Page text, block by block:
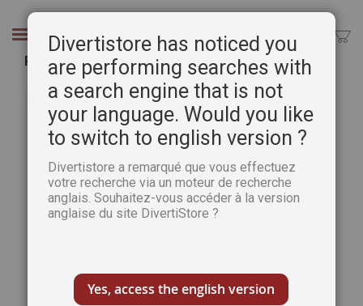
Chercher
Passion Cartes Créatives n°35
Passer
galerie
d’images
Divertistore has noticed you
are performing searches with
a search engine that is not
your language. Would you like
to switch to english version ?
Divertistore a remarqué que vous effectuez
votre recherche via un moteur de recherche
anglais. Souhaitez-vous accéder à la version
anglaise du site DivertiStore ?
Yes, access the english version